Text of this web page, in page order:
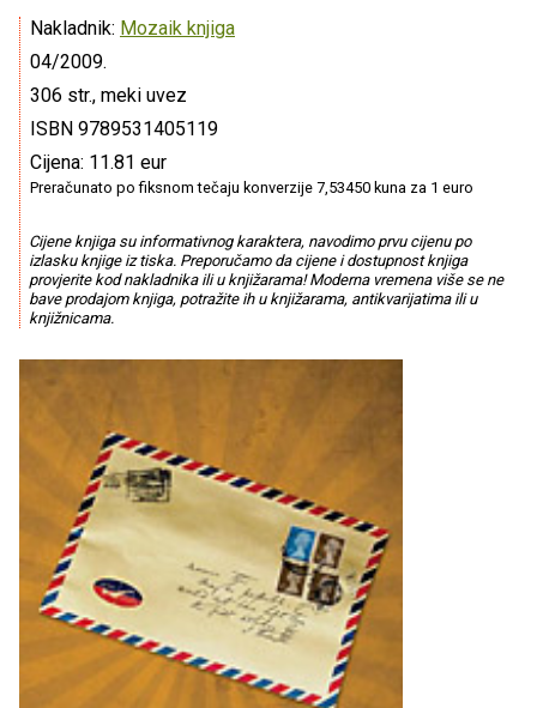
Nakladnik: Mozaik knjiga
04/2009.
306 str., meki uvez
ISBN 9789531405119
Cijena: 11.81 eur
Preračunato po fiksnom tečaju konverzije 7,53450 kuna za 1 euro
Cijene knjiga su informativnog karaktera, navodimo prvu cijenu po
izlasku knjige iz tiska. Preporučamo da cijene i dostupnost knjiga
provjerite kod nakladnika ili u knjižarama! Moderna vremena više se ne
bave prodajom knjiga, potražite ih u knjižarama, antikvarijatima ili u
knjižnicama.